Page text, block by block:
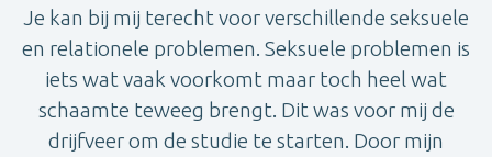
Je kan bij mij terecht voor verschillende seksuele
en relationele problemen. Seksuele problemen is
iets wat vaak voorkomt maar toch heel wat
schaamte teweeg brengt. Dit was voor mij de
drijfveer om de studie te starten. Door mijn